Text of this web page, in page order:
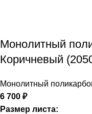
Монолитный
Коричневый
Монолитный
6 700 ₽
Размер листа: